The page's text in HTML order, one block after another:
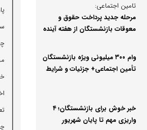
تامین اجتماعی:
مرحله جدید پرداخت حقوق و
معوقات بازنشستگان از هفته آینده
وام ۳۰۰ میلیونی ویژه بازنشستگان
تأمین اجتماعی+ جزئیات و شرایط
خبر خوش برای بازنشستگان؛ ۴
واریزی مهم تا پایان شهریور